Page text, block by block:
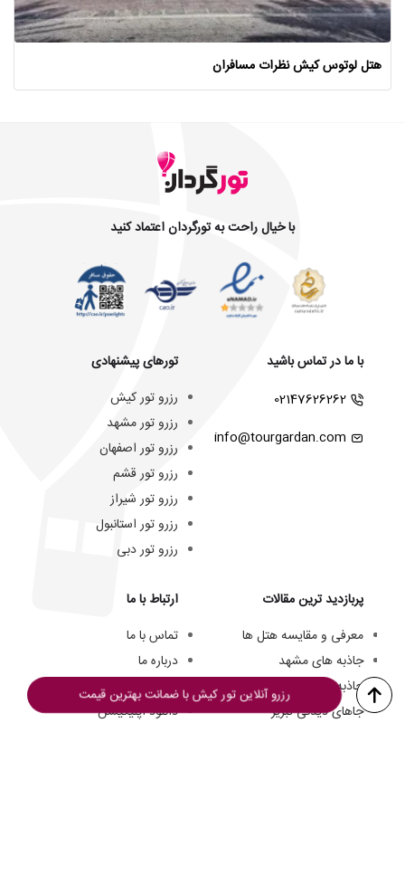
هتل لوتوس کیش نظرات مسافران
رزرو آنلاین تور کیش با ضمانت بهترین قیمت
با خیال راحت به تورگردان اعتماد کنید
با ما در تماس باشید
02147626262
info@tourgardan.com
تورهای پیشنهادی
رزرو تور کیش
رزرو تور مشهد
رزرو تور اصفهان
رزرو تور قشم
رزرو تور شیراز
رزرو تور استانبول
رزرو تور دبی
پربازدید ترین مقالات
معرفی و مقایسه هتل ها
جاذبه های مشهد
جاذبه های کیش
جاهای دیدنی تبریز
ارتباط با ما
تماس با ما
درباره ما
تیم ما
دانلود اپلیکیشن